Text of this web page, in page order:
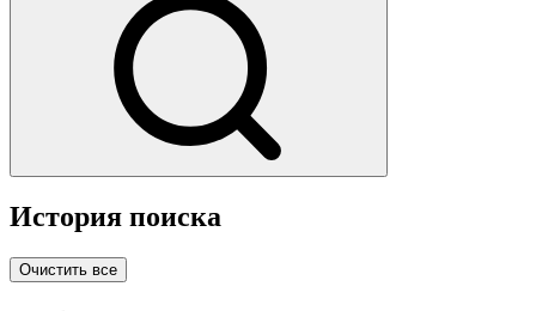
История поиска
Очистить все